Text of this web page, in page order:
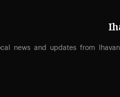
news and updates from